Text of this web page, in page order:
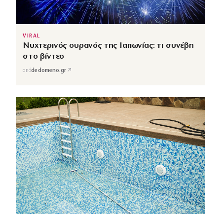
VIRAL
Νυχτερινός ουρανός της Ιαπωνίας: τι συνέβη
στο βίντεο
απόdedomeno.gr ↗